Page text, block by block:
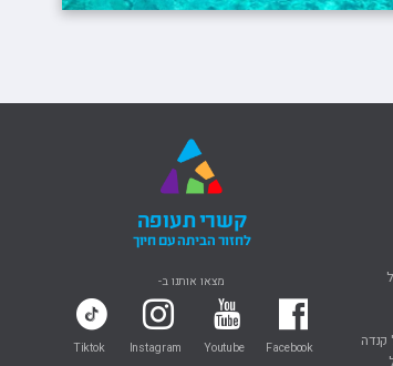
קשרי תעופה
לחזור הביתה עם חיוך
מצאו אותנו ב-
Facebook
Youtube
Instagram
Tiktok